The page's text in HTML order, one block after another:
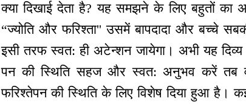
क्या दिखाई देता है? यह समझने के लिए बहुतों
“ज्योति और फरिश्ता'' उसमें बापदादा और बच्चे
इसी तरफ स्वत: ही अटेन्शन जायेगा। अभी यह
पन की स्थिति सहज और स्वत: अनुभव करें तब वह
फरिश्तेपन की स्थिति के लिए विशेष दिया हुआ है।